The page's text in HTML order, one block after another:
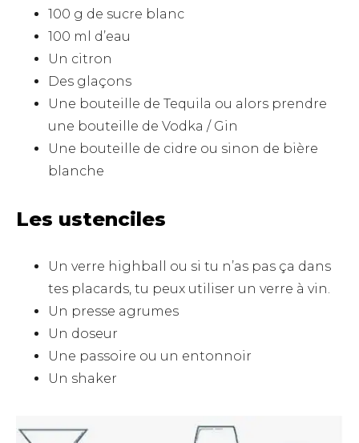
100 g de sucre blanc
100 ml d’eau
Un citron
Des glaçons
Une bouteille de Tequila ou alors prendre
une bouteille de Vodka / Gin
Une bouteille de cidre ou sinon de bière
blanche
Les ustenciles
Un verre highball ou si tu n’as pas ça dans
tes placards, tu peux utiliser un verre à vin.
Un presse agrumes
Un doseur
Une passoire ou un entonnoir
Un shaker